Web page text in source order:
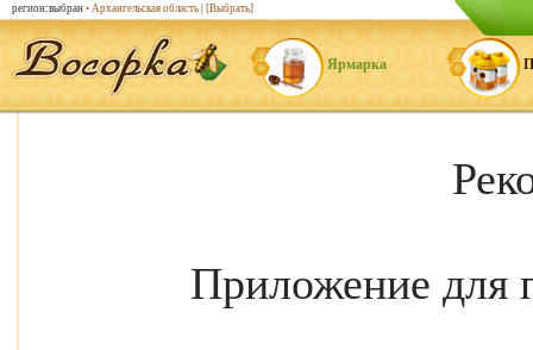
Ярмарка
Приложение для
регион:выбран • Архангельская область [Выбрать]